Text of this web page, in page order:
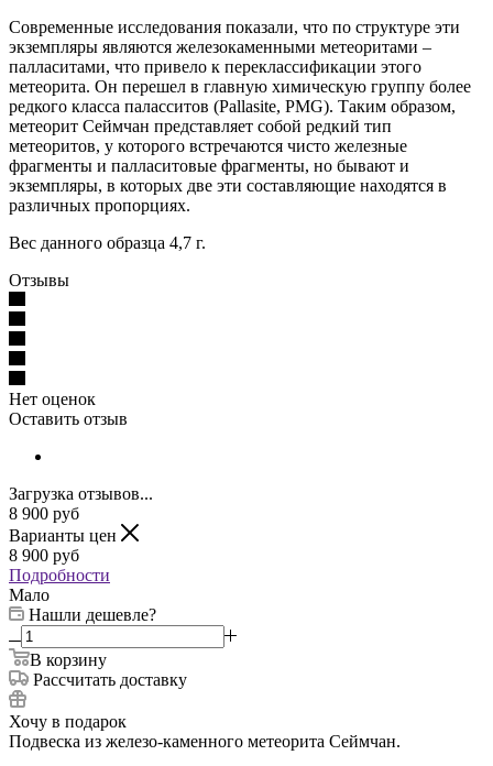
Современные исследования показали, что по структуре эти
экземпляры являются железокаменными метеоритами –
палласитами, что привело к переклассификации этого
метеорита. Он перешел в главную химическую группу более
редкого класса паласситов (Pallasite, PMG). Таким образом,
метеорит Сеймчан представляет собой редкий тип
метеоритов, у которого встречаются чисто железные
фрагменты и палласитовые фрагменты, но бывают и
экземпляры, в которых две эти составляющие находятся в
различных пропорциях.
Вес данного образца 4,7 г.
Отзывы
Нет оценок
Оставить отзыв
Загрузка отзывов...
8 900 руб
Варианты цен
8 900 руб
Подробности
Мало
Нашли дешевле?
В корзину
Рассчитать доставку
Хочу в подарок
Подвеска из железо-каменного метеорита Сеймчан.